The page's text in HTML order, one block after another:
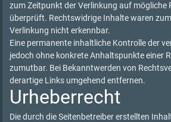
zum Zeitpunkt der Verlinkung auf mögliche
überprüft. Rechtswidrige Inhalte waren
Verlinkung nicht erkennbar.
Eine permanente inhaltliche Kontrolle der
jedoch ohne konkrete Anhaltspunkte einer
zumutbar. Bei Bekanntwerden von
derartige Links umgehend entfernen.
Urheberrecht
Die durch die Seitenbetreiber erstellten